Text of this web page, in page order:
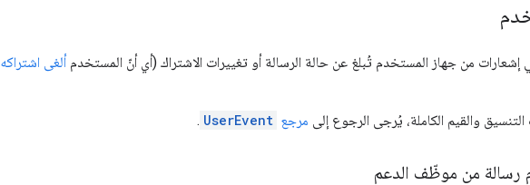
إشعارات من جهاز المستخدم تُبلغ عن حالة الرسالة أو تغييرات الاشتراك (أي أنّ المستخدمألغى اشتراكه
التنسيق والقيم الكاملة، يُرجى الرجوع إلى مرجع UserEvent
.
رسالة من موظّف الدعم